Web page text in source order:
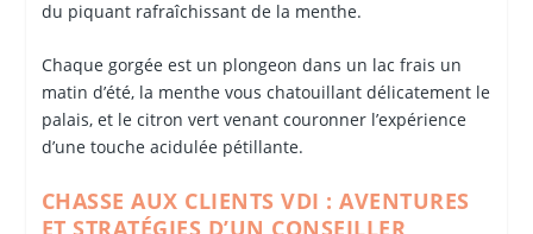
du piquant rafraîchissant de la menthe.
Chaque gorgée est un plongeon dans un lac frais un
matin d’été, la menthe vous chatouillant délicatement le
palais, et le citron vert venant couronner l’expérience
d’une touche acidulée pétillante.
CHASSE AUX CLIENTS VDI : AVENTURES
ET STRATÉGIES D’UN CONSEILLER